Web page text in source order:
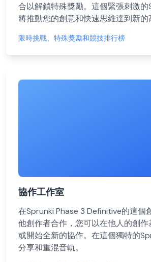
合以解鎖特殊獎勵。這個緊張刺激
將推動您的創意和快速思維達到新的
限時挑戰、特殊獎勵和競技排行榜
協作工作室
在Sprunki Phase 3 Definitive的這個
他創作者合作，您可以在他人的創
或開始全新的協作。在這個獨特的
分享和重混音軌。